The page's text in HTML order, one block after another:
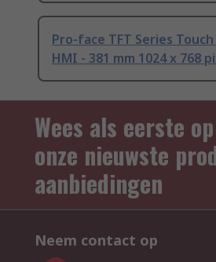
Pro-face TFT Series
HMI - 381 mm 1024 x 768
Wees als eerste
onze nieuwste
aanbiedingen
Neem contact op